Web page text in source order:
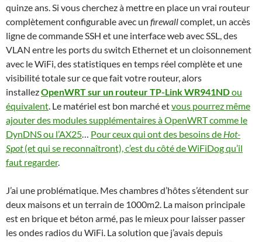
quinze ans. Si vous cherchez à mettre en place un vrai routeur
complètement configurable avec un firewallcomplet, un accès
ligne de commande SSH et une interface web avec SSL, des
VLAN entre les ports du switch Ethernet et un cloisonnement
avec le WiFi, des statistiques en temps réel complète et une
visibilité totale sur ce que fait votre routeur, alors
installezOpenWRT sur un routeur TP-Link WR941NDou
équivalent. Le matériel est bon marché etvous pourrez même
ajouter des modules supplémentaires à OpenWRT comme le
DynDNS ou l’AX25… Pour ceux qui ont des besoins de Hot-
Spot(et qui se reconnaîtront), c’est du côté de WiFiDog qu’il
faut regarder.
J’ai une problématique. Mes chambres d’hôtes s’étendent sur
deux maisons et un terrain de 1000m2. La maison principale
est en brique et béton armé, pas le mieux pour laisser passer
les ondes radios du WiFi. La solution que j’avais depuis